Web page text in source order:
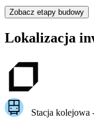
Zobacz etapy budowy
Lokalizacja
Stacja kolejowa